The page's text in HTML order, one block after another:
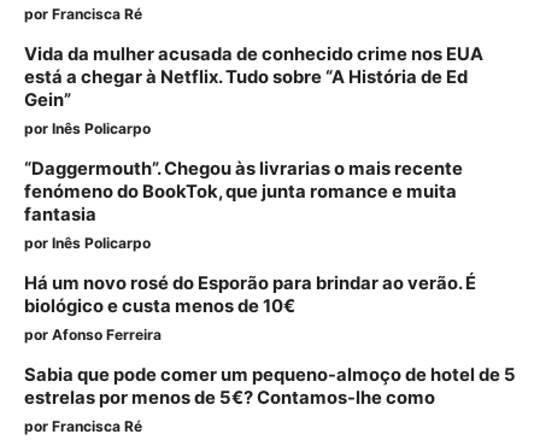
por Francisca Ré
Vida da mulher acusada de conhecido crime nos EUA
está a chegar à Netflix. Tudo sobre “A História de Ed
Gein”
por Inês Policarpo
“Daggermouth”. Chegou às livrarias o mais recente
fenómeno do BookTok, que junta romance e muita
fantasia
por Inês Policarpo
Há um novo rosé do Esporão para brindar ao verão. É
biológico e custa menos de 10€
por Afonso Ferreira
Sabia que pode comer um pequeno-almoço de hotel de 5
estrelas por menos de 5€? Contamos-lhe como
por Francisca Ré